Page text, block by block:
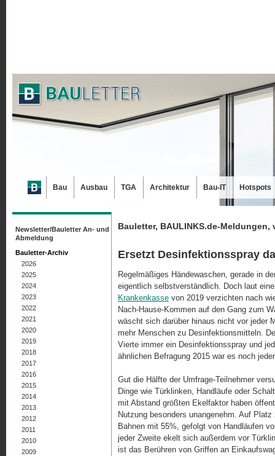
Bauletter, BAULINKS.de-Meldungen,
Ersetzt Desinfektionsspray
Regelmäßiges Händewaschen, gerade in
eigentlich selbstverständlich. Doch laut
Krankenkasse von 2019 verzichten nach
Nach-Hause-Kommen auf den Gang zum
wäscht sich darüber hinaus nicht vor jeder
mehr Menschen zu Des­in­fekt­ions­mit­teln.
Vierte immer ein Desinfektionsspray und
ähnlichen Befragung 2015 war es noch
Gut die Hälfte der Umfrage-Teilnehmer
Dinge wie Türklinken, Handläufe oder
mit Abstand größten Ekelfaktor haben
Nutzung besonders unangenehm. Auf
Bahnen mit 55%, gefolgt von Hand­läufen
jeder Zweite ekelt sich außerdem vor
ist das Berühren von Griffen an
Newsletter/Bauletter An- und
Abmeldung
Bauletter-Archiv
2026
2025
2024
2023
2022
2021
2020
2019
2018
2017
2016
2015
2014
2013
2012
2011
2010
2009
Bau Ausbau TGA Architektur Bau-IT Hotspots